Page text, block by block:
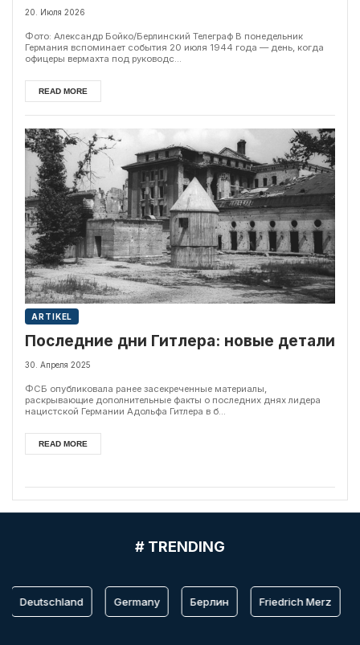
20. Июля 2026
Фото: Александр Бойко/Берлинский Телеграф В понедельник
Германия вспоминает события 20 июля 1944 года — день, когда
офицеры вермахта под руководс...
READ MORE
ARTIKEL
Последние дни Гитлера: новые детали
30. Апреля 2025
ФСБ опубликовала ранее засекреченные материалы,
раскрывающие дополнительные факты о последних днях лидера
нацистской Германии Адольфа Гитлера в б...
READ MORE
# TRENDING
Deutschland Germany Берлин Friedrich Merz